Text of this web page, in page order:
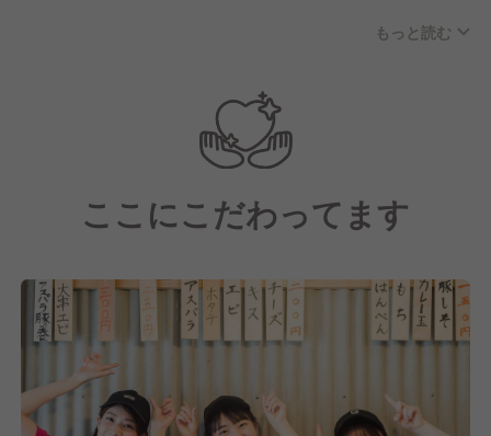
大型商業施設内に複数店舗が営業していることも多い
スタッフ同士で飲み会やイベントなども開催し、近隣
で働く社員同士の絆が生まれる空間！
そのため、新しい仲間をウェルカムムードで迎えてい
・コミュニケーションをとることが好きな方
・型にはまりたくない方
・仕事を通して夢を叶えたい方、自分の夢を見つけた
・アイデアを活かして働きたい方
もっと読む
ここにこだわってます